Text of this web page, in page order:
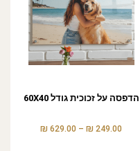
הדפסה על זכוכית גודל 60X40
249.00
₪
–
629.00
₪